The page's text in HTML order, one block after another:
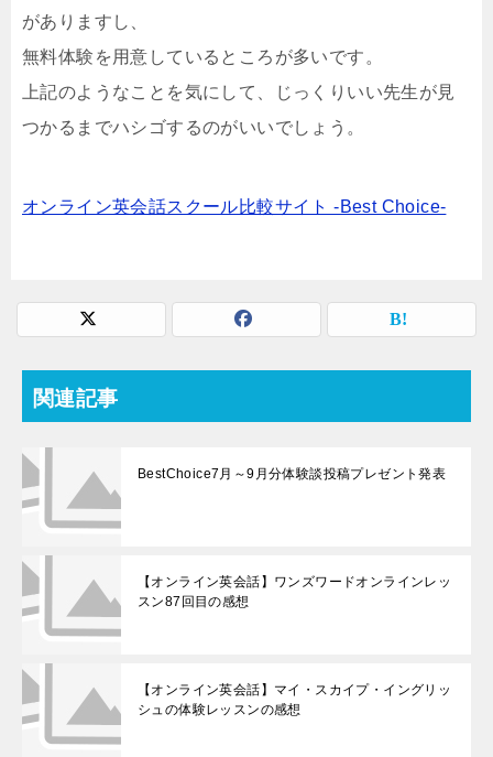
がありますし、
無料体験を用意しているところが多いです。
上記のようなことを気にして、じっくりいい先生が見
つかるまでハシゴするのがいいでしょう。
オンライン英会話スクール比較サイト -Best Choice-
関連記事
BestChoice7月～9月分体験談投稿プレゼント発表
【オンライン英会話】ワンズワードオンラインレッ
スン87回目の感想
【オンライン英会話】マイ・スカイプ・イングリッ
シュの体験レッスンの感想